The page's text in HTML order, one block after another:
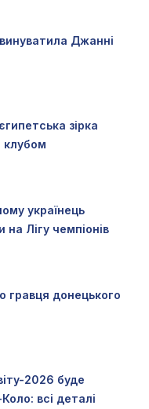
Джанні
зірка
клубом
українець
Лігу чемпіонів
гравця донецького
2026 буде
всі деталі